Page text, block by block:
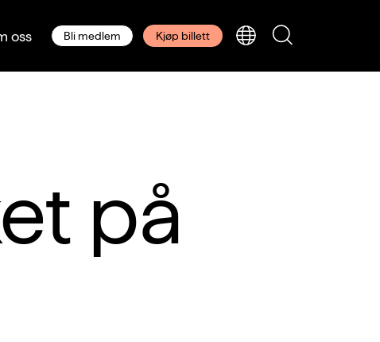
oss Bli medlem Kjøp billett
på